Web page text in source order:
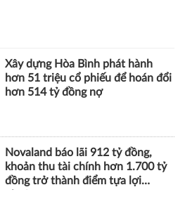
Xây dựng Hòa Bình phát hành
hơn 51 triệu cổ phiếu để hoán đổi
hơn 514 tỷ đồng nợ
Novaland báo lãi 912 tỷ đồng,
khoản thu tài chính hơn 1.700 tỷ
đồng trở thành điểm tựa lợi